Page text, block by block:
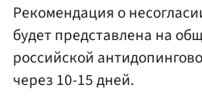
Рекомендация о
будет представлена на
российской
через 10-15 дней.